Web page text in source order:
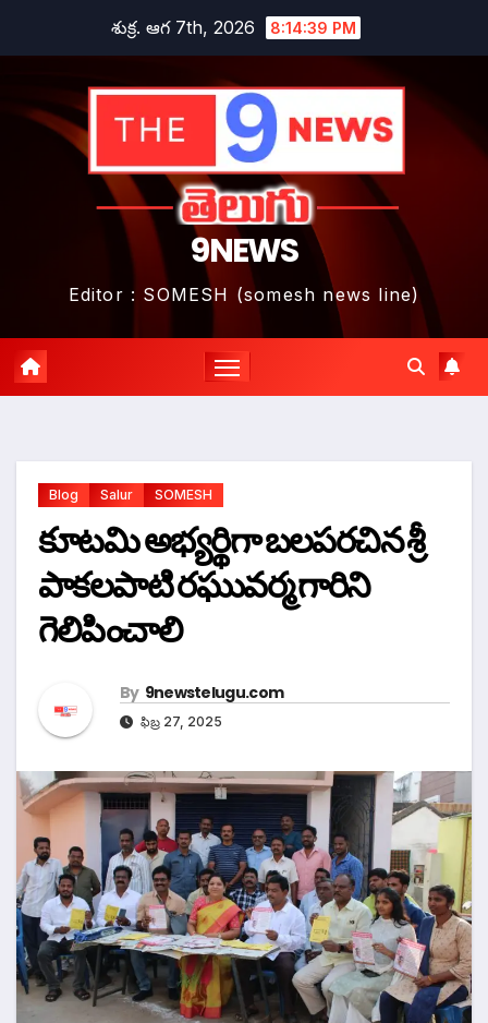
శుక్ర. ఆగ 7th, 2026 8:14:40 PM
9NEWS
Editor : SOMESH (somesh news line)
Blog Salur SOMESH
కూటమి అభ్యర్థిగా బలపరచిన శ్రీ
పాకలపాటి రఘువర్మ గారిని
గెలిపించాలి
By 9newstelugu.com
ఫిబ్ర 27, 2025